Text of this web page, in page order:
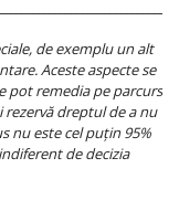
de exemplu un alt
Aceste aspecte se
pot remedia pe parcurs
dreptul de a nu
nu este cel puțin 95%
de decizia